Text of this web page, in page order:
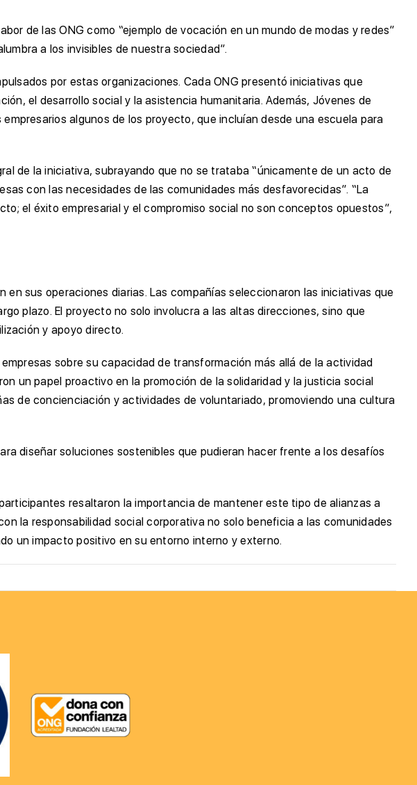
de las ONG como “ejemplo de vocación en un mundo de modas y redes”
a los invisibles de nuestra sociedad”.
por estas organizaciones. Cada ONG presentó iniciativas que
el desarrollo social y la asistencia humanitaria. Además, Jóvenes de
algunos de los proyecto, que incluían desde una escuela para
de la iniciativa, subrayando que no se trataba “únicamente de un acto de
con las necesidades de las comunidades más desfavorecidas”. “La
el éxito empresarial y el compromiso social no son conceptos opuestos”,
sus operaciones diarias. Las compañías seleccionaron las iniciativas que
plazo. El proyecto no solo involucra a las altas direcciones, sino que
y apoyo directo.
sobre su capacidad de transformación más allá de la actividad
un papel proactivo en la promoción de la solidaridad y la justicia social
de concienciación y actividades de voluntariado, promoviendo una cultura
diseñar soluciones sostenibles que pudieran hacer frente a los desafíos
resaltaron la importancia de mantener este tipo de alianzas a
la responsabilidad social corporativa no solo beneficia a las comunidades
un impacto positivo en su entorno interno y externo.